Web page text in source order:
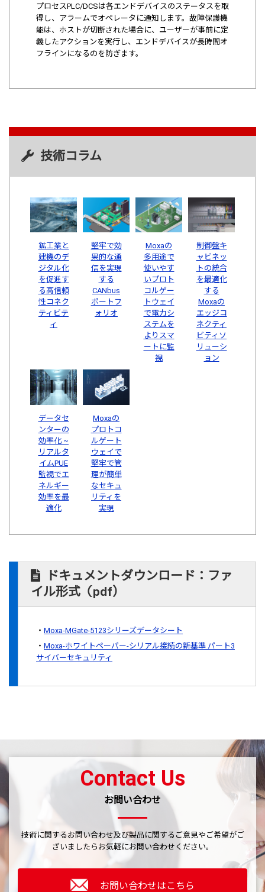
プロセスPLC/DCSは各エンドデバイスのステータスを取
得し、アラームでオペレータに通知します。故障保護機
能は、ホストが切断された場合に、ユーザーが事前に定
義したアクションを実行し、エンドデバイスが長時間オ
フラインになるのを防ぎます。
技術コラム
鉱工業と
建機のデ
ジタル化
を促進す
る高信頼
性コネク
ティビテ
ィ
堅牢で効
果的な通
信を実現
する
CANbus
ポートフ
ォリオ
Moxaの
多用途で
使いやす
いプロト
コルゲー
トウェイ
で電力シ
ステムを
よりスマ
ートに監
視
制御盤キ
ャビネッ
トの統合
を最適化
する
Moxaの
エッジコ
ネクティ
ビティソ
リューシ
ョン
データセ
ンターの
効率化 ~
リアルタ
イムPUE
監視でエ
ネルギー
効率を最
適化
Moxaの
プロトコ
ルゲート
ウェイで
堅牢で管
理が簡単
なセキュ
リティを
実現
ドキュメントダウンロード：ファ
イル形式（pdf）
Moxa-MGate-5123シリーズデータシート
Moxa-ホワイトペーパー-シリアル接続の新基準 パート3
サイバーセキュリティ
Contact Us
お問い合わせ
技術に関するお問い合わせ及び製品に関するご意見やご希望がご
ざいましたら お気軽にお問い合わせください。
お問い合わせはこちら